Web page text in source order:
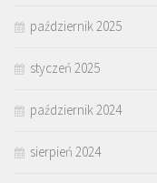
październik 2025
styczeń 2025
październik 2024
sierpień 2024